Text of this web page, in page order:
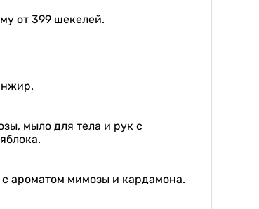
от 399 шекелей.
мыло для тела и рук с
ароматом мимозы и кардамона.